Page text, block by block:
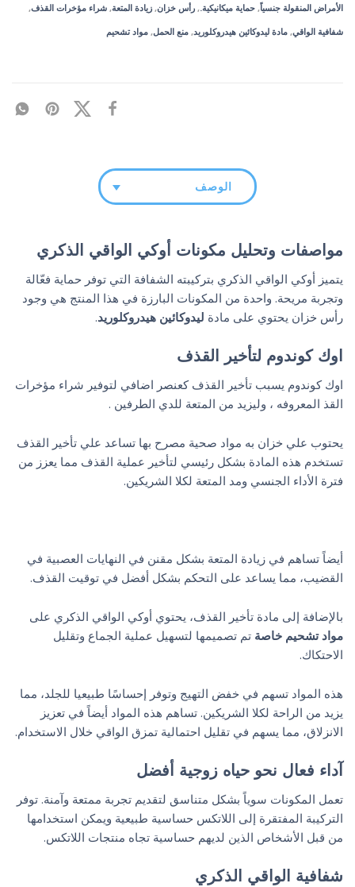
الأمراض المنقولة جنسياً, حماية ميكانيكية., رأس خزان, زيادة المتعة, شراء مؤخرات القذف,
شفافية الواقي, مادة ليدوكائين هيدروكلوريد, منع الحمل, مواد تشحيم
الوصف
مواصفات وتحليل مكونات أوكي الواقي الذكري
يتميز أوكي الواقي الذكري بتركيبته الشفافة التي توفر حماية فعّالة
وتجربة مريحة. واحدة من المكونات البارزة في هذا المنتج هي وجود
رأس خزان يحتوي على مادة ليدوكائين هيدروكلوريد.
اوك كوندوم لتأخير القذف
اوك كوندوم يسبب تأخير القذف كعنصر اضافي لتوفير شراء مؤخرات
القذ المعروفه ، وليزيد من المتعة للدي الطرفين .
يحتوب علي خزان به مواد صحية مصرح بها تساعد علي تأخير القذف
تستخدم هذه المادة بشكل رئيسي لتأخير عملية القذف مما يعزز من
فترة الأداء الجنسي ومد المتعة لكلا الشريكين.
أيضاً تساهم في زيادة المتعة بشكل مقنن في النهايات العصبية في
القضيب، مما يساعد على التحكم بشكل أفضل في توقيت القذف.
بالإضافة إلى مادة تأخير القذف، يحتوي أوكي الواقي الذكري على
مواد تشحيم خاصة تم تصميمها لتسهيل عملية الجماع وتقليل
الاحتكاك.
هذه المواد تسهم في خفض التهيج وتوفر إحساسًا طبيعيا للجلد، مما
يزيد من الراحة لكلا الشريكين. تساهم هذه المواد أيضاً في تعزيز
الانزلاق، مما يسهم في تقليل احتمالية تمزق الواقي خلال الاستخدام.
آداء فعال نحو حياه زوجية أفضل
تعمل المكونات سوياً بشكل متناسق لتقديم تجربة ممتعة وآمنة. توفر
التركيبة المفتقرة إلى اللاتكس حساسية طبيعية ويمكن استخدامها
من قبل الأشخاص الذين لديهم حساسية تجاه منتجات اللاتكس.
شفافية الواقي الذكري